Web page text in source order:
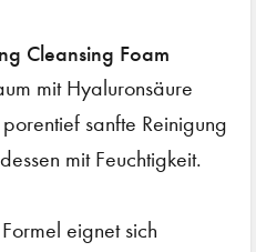
Cleansing Foam
mit Hyaluronsäure
sanfte Reinigung
mit Feuchtigkeit.
eignet sich